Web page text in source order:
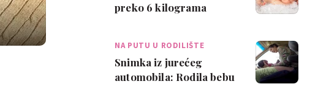
preko 6 kilograma
NA PUTU U RODILIŠTE
Snimka iz jurećeg
automobila: Rodila bebu